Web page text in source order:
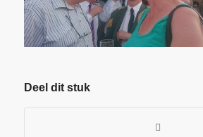
Deel dit stuk